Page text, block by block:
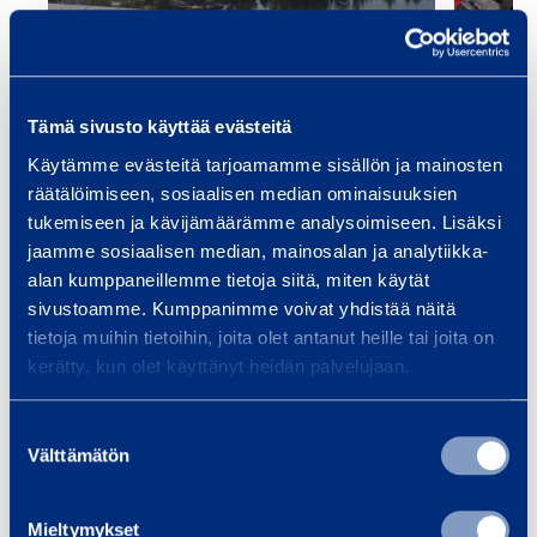
Tämä sivusto käyttää evästeitä
Käytämme evästeitä tarjoamamme sisällön ja mainosten
räätälöimiseen, sosiaalisen median ominaisuuksien
tukemiseen ja kävijämäärämme analysoimiseen. Lisäksi
jaamme sosiaalisen median, mainosalan ja analytiikka-
alan kumppaneillemme tietoja siitä, miten käytät
sivustoamme. Kumppanimme voivat yhdistää näitä
tietoja muihin tietoihin, joita olet antanut heille tai joita on
kerätty, kun olet käyttänyt heidän palvelujaan.
valinta
Välttämätön
Mieltymykset
…
Läs mer
Träningar
Se alla utbildningar